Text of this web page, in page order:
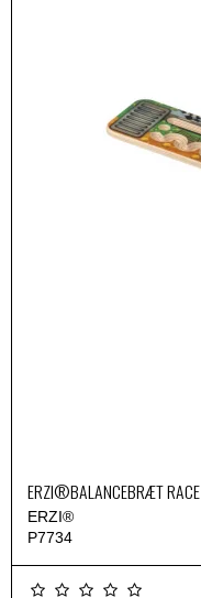
ERZI®BALANCEBRÆT RACE
ERZI®
P7734